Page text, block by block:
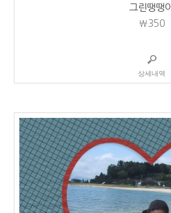
그린땡땡이
₩350
상세내역